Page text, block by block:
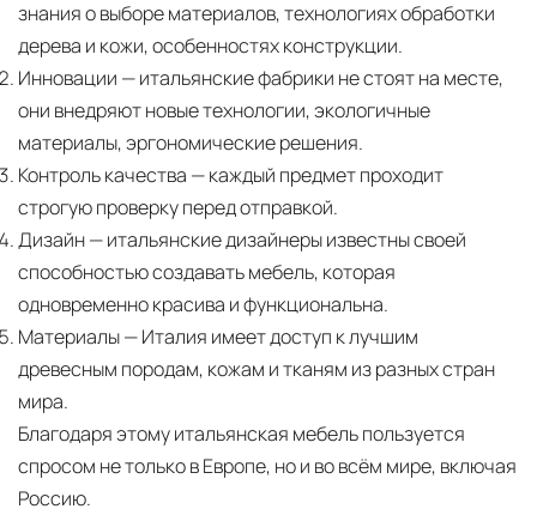
знания о выборе материалов, технологиях обработки
дерева и кожи, особенностях конструкции.
Инновации — итальянские фабрики не стоят на месте,
они внедряют новые технологии, экологичные
материалы, эргономические решения.
Контроль качества — каждый предмет проходит
строгую проверку перед отправкой.
Дизайн— итальянские дизайнеры известны своей
способностью создавать мебель, которая
одновременно красива и функциональна.
Материалы— Италия имеет доступ к лучшим
древесным породам, кожам и тканям из разных стран
мира.
Благодаря этому итальянская мебель пользуется
спросом не только в Европе, но и во всём мире, включая
Россию.